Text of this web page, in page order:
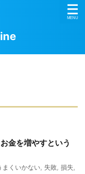
金を増やすという
まくいかない 失敗 損失